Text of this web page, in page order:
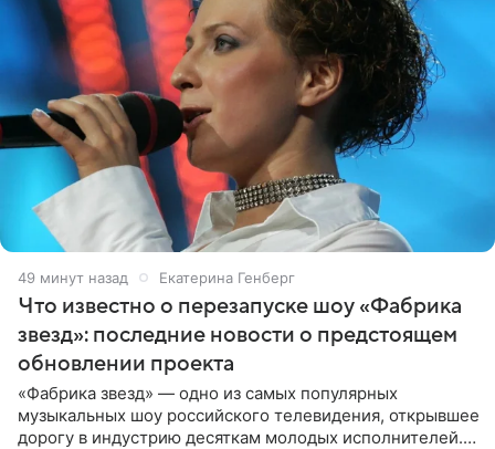
49 минут назад Екатерина Генберг
Что известно о перезапуске шоу «Фабрика
звезд»: последние новости о предстоящем
обновлении проекта
«Фабрика звезд» — одно из самых популярных
музыкальных шоу российского телевидения, открывшее
дорогу в индустрию десяткам молодых исполнителей.